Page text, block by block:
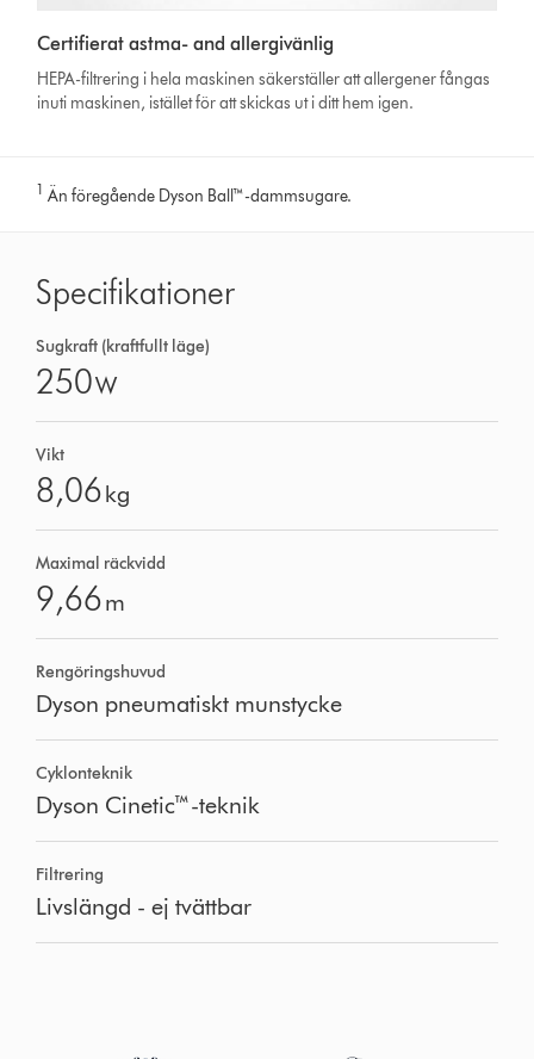
Certifierat astma- and allergivänlig
HEPA-filtrering i hela maskinen säkerställer att allergener fångas
inuti maskinen, istället för att skickas ut i ditt hem igen.
1 Än föregående Dyson Ball™-dammsugare.
Specifikationer
Sugkraft (kraftfullt läge)
250W
Vikt
8,06kg
Maximal räckvidd
9,66m
Rengöringshuvud
Dyson pneumatiskt munstycke
Cyklonteknik
Dyson Cinetic™-teknik
Filtrering
Livslängd - ej tvättbar